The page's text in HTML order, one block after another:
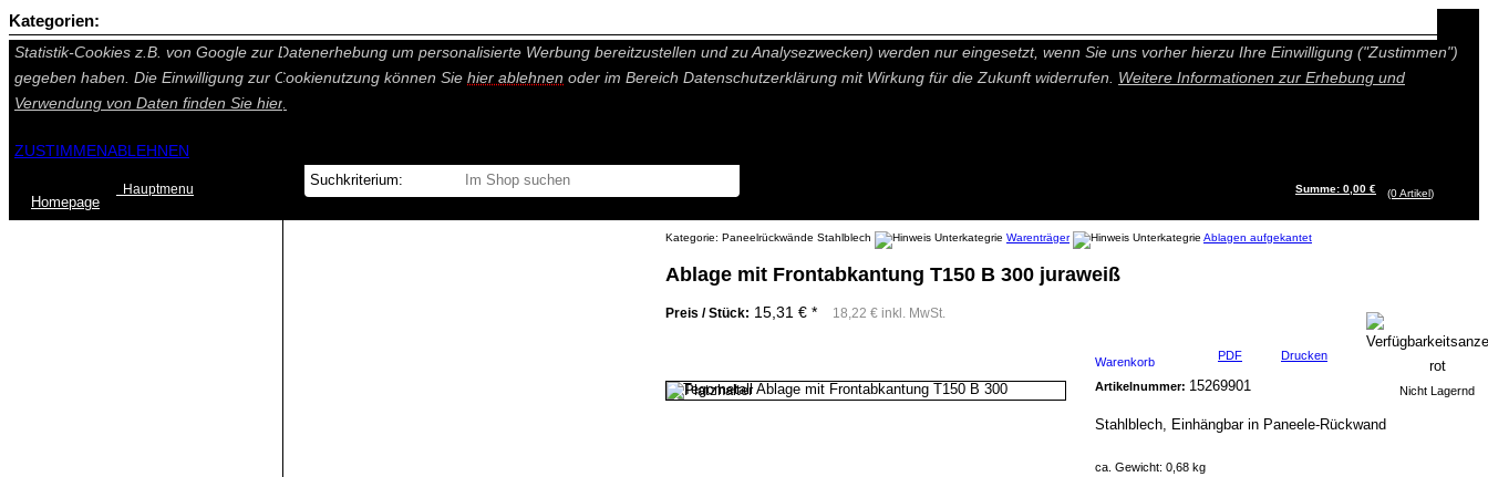
Auf dieser Seite werden technisch notwendige Cookies gesetzt. Technisch nicht notwendige Cookies und Statistik Funktionen, die Ihnen ein besseres und individuelleres Angebot bieten (Marketing- und
Statistik-Cookies z.B. von Google zur Datenerhebung um personalisierte Werbung bereitzustellen und zu Analysezwecken) werden nur eingesetzt, wenn Sie uns vorher hierzu Ihre Einwilligung ("Zustimmen")
gegeben haben. Die Einwilligung zur Cookienutzung können Sie hier ablehnen oder im Bereich Datenschutzerklärung mit Wirkung für die Zukunft widerrufen. Weitere Informationen zur Erhebung und
Verwendung von Daten finden Sie hier.
ZUSTIMMENABLEHNEN
Homepage
Hauptmenu Summe: 0,00 € (0Artikel)
Kategorie: Paneelrückwände Stahlblech Warenträger Ablagen aufgekantet
Ablage mit Frontabkantung T150 B 300 juraweiß
Preis / Stück: 15,31 € * 18,22 € inkl. MwSt.
Warenkorb PDF Drucken
Nicht Lagernd
Artikelnummer: 15269901
Stahlblech, Einhängbar in Paneele-Rückwand
ca. Gewicht: 0,68 kg
Kategorien: